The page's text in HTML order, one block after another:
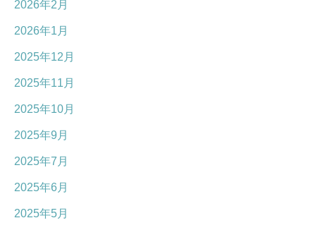
2026年2月
2026年1月
2025年12月
2025年11月
2025年10月
2025年9月
2025年7月
2025年6月
2025年5月